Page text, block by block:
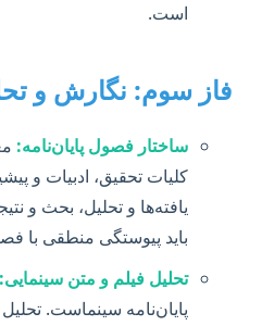
است.
فاز سوم: نگارش و
ساختار فصول پایان‌نامه:
کلیات تحقیق، ادبیات و
یافته‌ها و تحلیل، بحث و
باید پیوستگی منطقی با
تحلیل فیلم و متن سینمایی:
پایان‌نامه سینماست.